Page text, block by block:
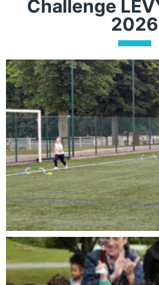
Challenge
2026